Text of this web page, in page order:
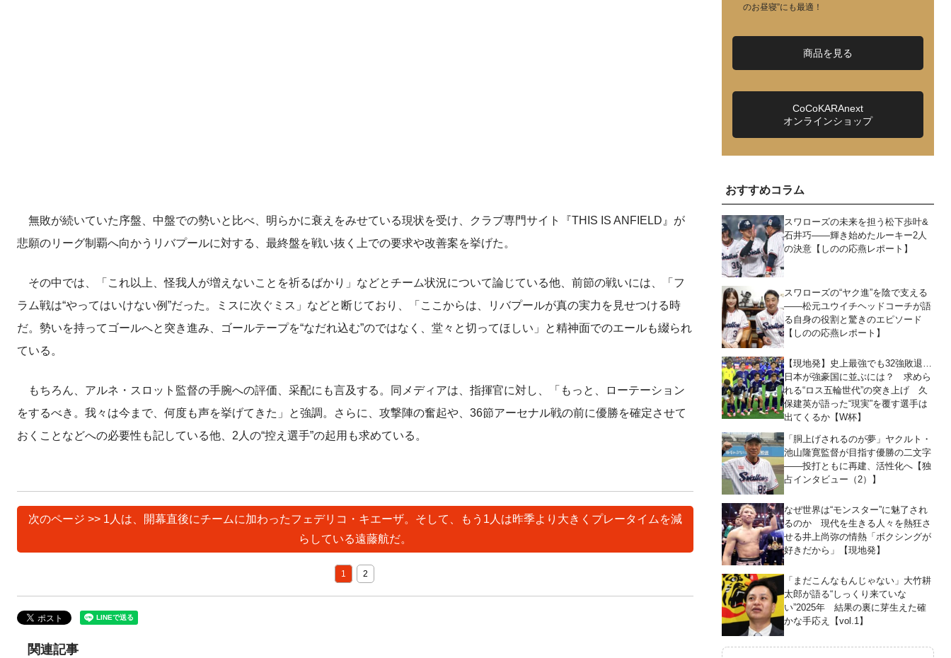
無敗が続いていた序盤、中盤での勢いと比べ、明らかに衰えをみせている現状を受け、クラブ専門サイト『THIS IS ANFIELD』が
悲願のリーグ制覇へ向かうリバプールに対する、最終盤を戦い抜く上での要求や改善案を挙げた。
その中では、「これ以上、怪我人が増えないことを祈るばかり」などとチーム状況について論じている他、前節の戦いには、「フ
ラム戦は“やってはいけない例”だった。ミスに次ぐミス」などと断じており、「ここからは、リバプールが真の実力を見せつける時
だ。勢いを持ってゴールへと突き進み、ゴールテープを“なだれ込む”のではなく、堂々と切ってほしい」と精神面でのエールも綴られ
ている。
もちろん、アルネ・スロット監督の手腕への評価、采配にも言及する。同メディアは、指揮官に対し、「もっと、ローテーション
をするべき。我々は今まで、何度も声を挙げてきた」と強調。さらに、攻撃陣の奮起や、36節アーセナル戦の前に優勝を確定させて
おくことなどへの必要性も記している他、2人の“控え選手”の起用も求めている。
次のページ >> 1人は、開幕直後にチームに加わったフェデリコ・キエーザ。そして、もう1人は昨季より大きくプレータイムを減
らしている遠藤航だ。
1 2
関連記事
のお昼寝”にも最適！
商品を見る
CoCoKARAnext
オンラインショップ
おすすめコラム
スワローズの未来を担う松下歩叶&
石井巧――輝き始めたルーキー2人
の決意【しのの応燕レポート】
スワローズの“ヤク進”を陰で支える
――松元ユウイチヘッドコーチが語
る自身の役割と驚きのエピソード
【しのの応燕レポート】
【現地発】史上最強でも32強敗退…
日本が強豪国に並ぶには？ 求めら
れる“ロス五輪世代”の突き上げ 久
保建英が語った“現実”を覆す選手は
出てくるか【W杯】
「胴上げされるのが夢」ヤクルト・
池山隆寛監督が目指す優勝の二文字
――投打ともに再建、活性化へ【独
占インタビュー（2）】
なぜ世界は“モンスター”に魅了され
るのか 現代を生きる人々を熱狂さ
せる井上尚弥の情熱「ボクシングが
好きだから」【現地発】
「まだこんなもんじゃない」大竹耕
太郎が語る“しっくり来ていな
い”2025年 結果の裏に芽生えた確
かな手応え【vol.1】